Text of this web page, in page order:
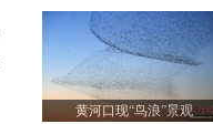
黄河口现“鸟浪”景观